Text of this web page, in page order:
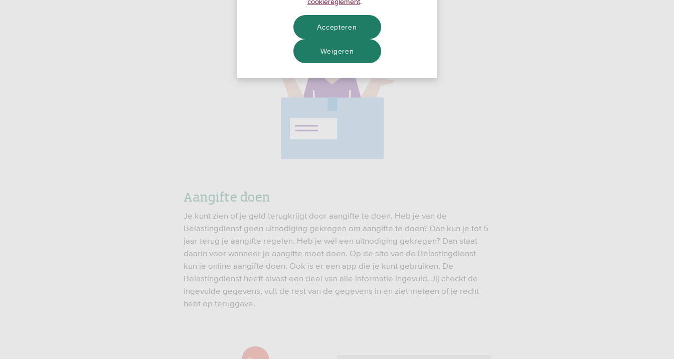
Aangifte doen
Je kunt zien of je geld terugkrijgt door aangifte te doen. Heb je van de
Belastingdienst geen uitnodiging gekregen om aangifte te doen? Dan kun je tot 5
jaar terug je aangifte regelen. Heb je wél een uitnodiging gekregen? Dan staat
daarin voor wanneer je aangifte moet doen. Op de site van de Belastingdienst
kun je online aangifte doen. Ook is er een app die je kunt gebruiken. De
Belastingdienst heeft alvast een deel van alle informatie ingevuld. Jij checkt de
ingevulde gegevens, vult de rest van de gegevens in en ziet meteen of je recht
hebt op teruggave.
Weigeren
Accepteren